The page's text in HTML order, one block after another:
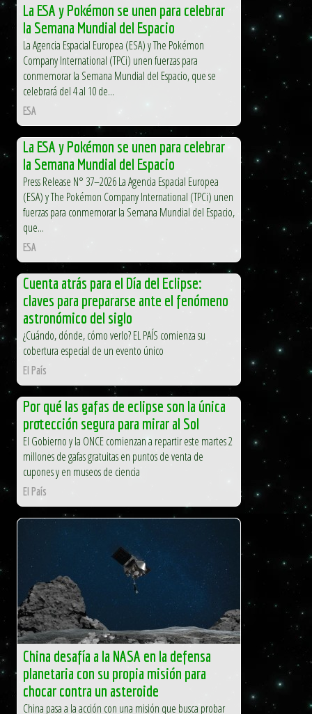
La ESA y Pokémon se unen para celebrar
la Semana Mundial del Espacio
La Agencia Espacial Europea (ESA) y The Pokémon
Company International (TPCi) unen fuerzas para
conmemorar la Semana Mundial del Espacio, que se
celebrará del 4 al 10 de...
ESA
La ESA y Pokémon se unen para celebrar
la Semana Mundial del Espacio
Press Release N° 37–2026 La Agencia Espacial Europea
(ESA) y The Pokémon Company International (TPCi) unen
fuerzas para conmemorar la Semana Mundial del Espacio,
que...
ESA
Cuenta atrás para el Día del Eclipse:
claves para prepararse ante el fenómeno
astronómico del siglo
¿Cuándo, dónde, cómo verlo? EL PAÍS comienza su
cobertura especial de un evento único
El País
Por qué las gafas de eclipse son la única
protección segura para mirar al Sol
El Gobierno y la ONCE comienzan a repartir este martes 2
millones de gafas gratuitas en puntos de venta de
cupones y en museos de ciencia
El País
China desafía a la NASA en la defensa
planetaria con su propia misión para
chocar contra un asteroide
China pasa a la acción con una misión que busca probar